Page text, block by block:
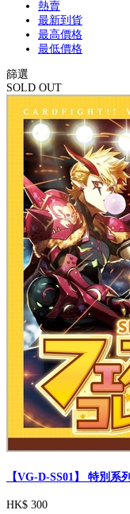
熱賣
最新到貨
最高價格
最低價格
篩選
SOLD OUT
【VG-D-SS01】 特別系
HK$ 300